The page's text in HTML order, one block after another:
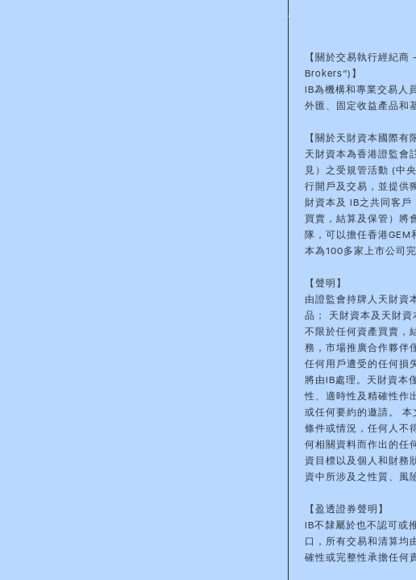
【關於交易執行經紀
Brokers”)】
IB為機構和專業交易人
外匯、固定收益產品和
【關於天財資本國際有
天財資本為香港證監會
見）之受規管活動 (中
行開戶及交易，並提供
財資本及 IB之共同客戶
買賣，結算及保管）將
隊，可以擔任香港
本為100多家上市公司
【聲明】
由證監會持牌人天財資
品； 天財資本及天財
不限於任何資產買賣，
務，市場推廣合作夥伴
任何用戶遭受的任何損
將由IB處理。天財資本
性、適時性及精確性作
或任何要約的邀請。
條件或情況，任何人不
何相關資料而作出的任
資目標以及個人和財務
資中所涉及之性質、風
【盈透證券聲明】
IB不隸屬於也不認可或
口，所有交易和清算均
確性或完整性承擔任何